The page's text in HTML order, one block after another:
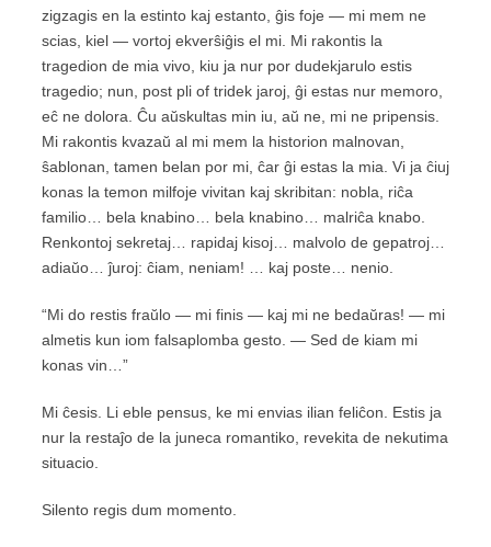
zigzagis en la estinto kaj estanto, ĝis foje — mi mem ne
scias, kiel — vortoj ekverŝiĝis el mi. Mi rakontis la
tragedion de mia vivo, kiu ja nur por dudekjarulo estis
tragedio; nun, post pli of tridek jaroj, ĝi estas nur memoro,
eĉ ne dolora. Ĉu aŭskultas min iu, aŭ ne, mi ne pripensis.
Mi rakontis kvazaŭ al mi mem la historion malnovan,
ŝablonan, tamen belan por mi, ĉar ĝi estas la mia. Vi ja ĉiuj
konas la temon milfoje vivitan kaj skribitan: nobla, riĉa
familio… bela knabino… bela knabino… malriĉa knabo.
Renkontoj sekretaj… rapidaj kisoj… malvolo de gepatroj…
adiaŭo… ĵuroj: ĉiam, neniam! … kaj poste… nenio.
“Mi do restis fraŭlo — mi finis — kaj mi ne bedaŭras! — mi
almetis kun iom falsaplomba gesto. — Sed de kiam mi
konas vin…”
Mi ĉesis. Li eble pensus, ke mi envias ilian feliĉon. Estis ja
nur la restaĵo de la juneca romantiko, revekita de nekutima
situacio.
Silento regis dum momento.